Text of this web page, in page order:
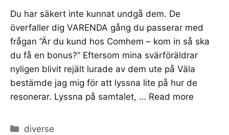
Du har säkert inte kunnat undgå dem. De
överfaller dig VARENDA gång du passerar med
frågan ”Är du kund hos Comhem – kom in så ska
du få en bonus?” Eftersom mina svärföräldrar
nyligen blivit rejält lurade av dem ute på Väla
bestämde jag mig för att lyssna lite på hur de
resonerar. Lyssna på samtalet, … Read more
Categories
diverse